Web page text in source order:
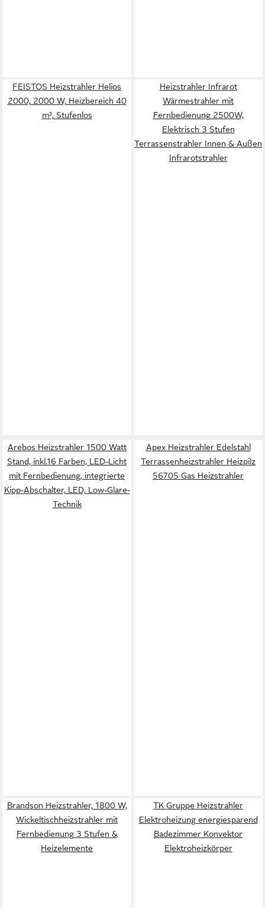
FEISTOS Heizstrahler Helios
2000, 2000 W, Heizbereich 40
m³, Stufenlos
Heizstrahler Infrarot
Wärmestrahler mit
Fernbedienung 2500W,
Elektrisch 3 Stufen
Terrassenstrahler Innen & Außen
Infrarotstrahler
Arebos Heizstrahler 1500 Watt
Stand, inkl.16 Farben, LED-Licht
mit Fernbedienung, integrierte
Kipp-Abschalter, LED, Low-Glare-
Technik
Apex Heizstrahler Edelstahl
Terrassenheizstrahler Heizpilz
56705 Gas Heizstrahler
Brandson Heizstrahler, 1800 W,
Wickeltischheizstrahler mit
Fernbedienung 3 Stufen &
Heizelemente
TK Gruppe Heizstrahler
Elektroheizung energiesparend
Badezimmer Konvektor
Elektroheizkörper